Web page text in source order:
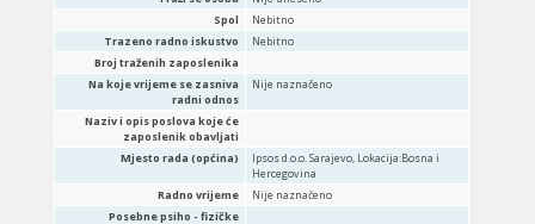
Spol
Nebitno
Trazeno radno iskustvo
Nebitno
Broj traženih zaposlenika
Na koje vrijeme se zasniva
radni odnos
Nije naznačeno
Naziv i opis poslova koje će
zaposlenik obavljati
Mjesto rada (općina)
Ipsos d.o.o. Sarajevo, Lokacija:Bosna i
Hercegovina
Radno vrijeme
Nije naznačeno
Posebne psiho - fizičke